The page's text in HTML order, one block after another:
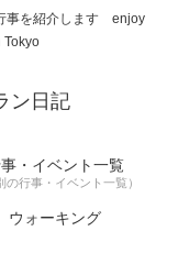
事を紹介します enjoy
ン日記
・イベント一覧
の行事・イベント一覧）
ウォーキング